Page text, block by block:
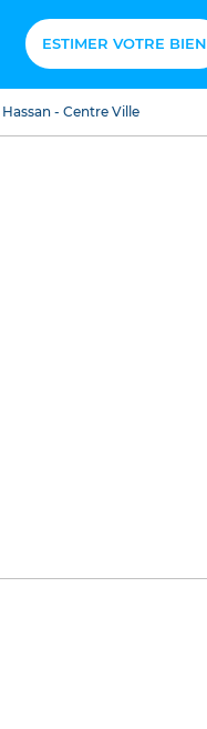
ESTIMER VOTRE BIEN
Hassan - Centre Ville